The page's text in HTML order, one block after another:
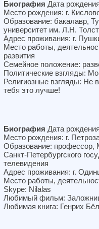
Биография Дата
Место рождения: г.
Образование: бакалавр,
университет им. Л.Н.
Адрес проживания: г.
Место работы,
развития
Семейное положение:
Политические взгляды:
Религиозные взгляды: Не
тебя это лучше!
Биография Дата
Место рождения: г.
Образование: профессор,
Санкт-Петербургского
телевидения
Адрес проживания: г.
Место работы,
Skype: Nilalas
Любимый фильм:
Любимая книга: Генрих